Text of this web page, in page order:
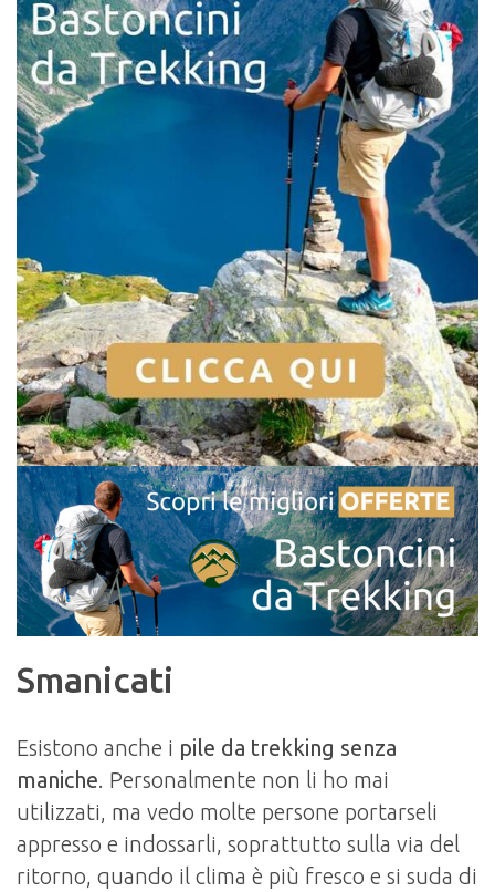
Smanicati
Esistono anche i pile da trekking senza
maniche. Personalmente non li ho mai
utilizzati, ma vedo molte persone portarseli
appresso e indossarli, soprattutto sulla via del
ritorno, quando il clima è più fresco e si suda di